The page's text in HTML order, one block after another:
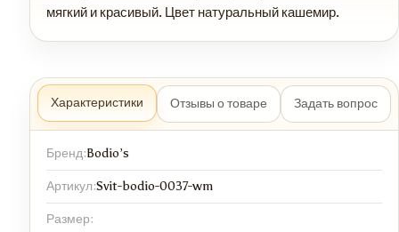
мягкий и красивый. Цвет натуральный кашемир.
Характеристики Отзывы о товаре Задать вопрос
Бренд:Bodio’s
Артикул:Svit-bodio-0037-wm
Размер: